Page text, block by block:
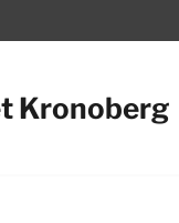
Kronoberg